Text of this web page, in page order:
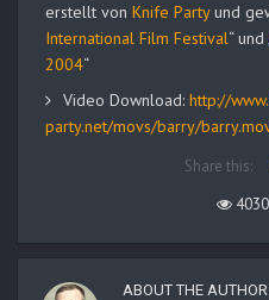
erstellt von Knife Partyund
International Film Festival“ und
2004“
Video Download: http://
party.net/movs/barry/
Share this:
4030
ABOUT THE